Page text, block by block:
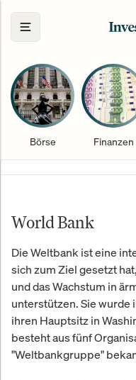
Börse Finanzen
World Bank
Die Weltbank ist eine
sich zum Ziel gesetzt
und das Wachstum in
unterstützen. Sie wurde
ihren Hauptsitz in
besteht aus fünf
"Weltbankgruppe"